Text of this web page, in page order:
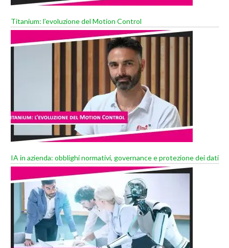
Titanium: l’evoluzione del Motion Control
IA in azienda: obblighi normativi, governance e protezione dei dati